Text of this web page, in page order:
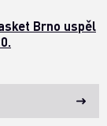
Brno uspěl